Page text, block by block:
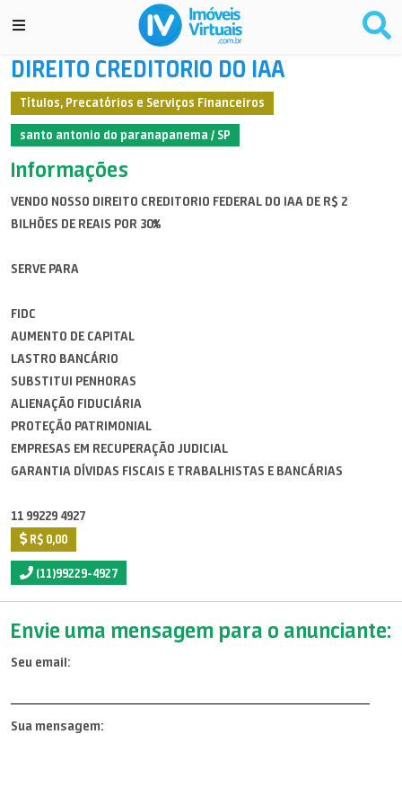
DIREITO CREDITORIO DO IAA
Títulos, Precatórios e Serviços Financeiros
santo antonio do paranapanema / SP
Informações
VENDO NOSSO DIREITO CREDITORIO FEDERAL DO IAA DE R$ 2
BILHÕES DE REAIS POR 30%
SERVE PARA
FIDC
AUMENTO DE CAPITAL
LASTRO BANCÁRIO
SUBSTITUI PENHORAS
ALIENAÇÃO FIDUCIÁRIA
PROTEÇÃO PATRIMONIAL
EMPRESAS EM RECUPERAÇÃO JUDICIAL
GARANTIA DÍVIDAS FISCAIS E TRABALHISTAS E BANCÁRIAS
11 99229 4927
R$ 0,00
(11)99229-4927
Envie uma mensagem para o anunciante:
Seu email:
Sua mensagem: